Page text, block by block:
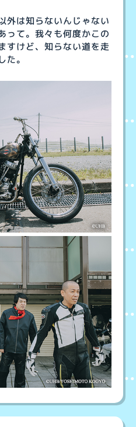
外は知らないんじゃない
って。我々も何度かこの
すけど、知らない道を走
た。